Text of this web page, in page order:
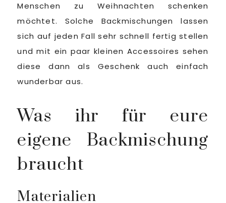
Menschen zu Weihnachten schenken
möchtet. Solche Backmischungen lassen
sich auf jeden Fall sehr schnell fertig stellen
und mit ein paar kleinen Accessoires sehen
diese dann als Geschenk auch einfach
wunderbar aus.
Was ihr für eure
eigene Backmischung
braucht
Materialien